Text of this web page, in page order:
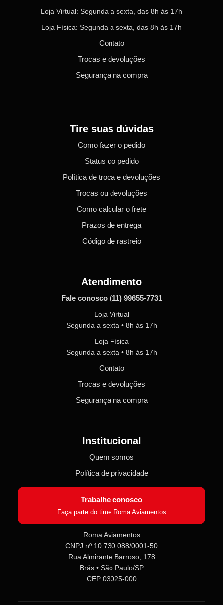
Roma Aviamentos
Online agora
Aviamentos!
Loja Virtual: Segunda a sexta, das 8h às 17h
Loja Física: Segunda a sexta, das 8h às 17h
Contato
Trocas e devoluções
Segurança na compra
Tire suas dúvidas
Como fazer o pedido
Status do pedido
Política de troca e devoluções
Trocas ou devoluções
Como calcular o frete
Prazos de entrega
Código de rastreio
Atendimento
Fale conosco (11) 99655-7731
Loja Virtual
Segunda a sexta • 8h às 17h
Loja Física
Segunda a sexta • 8h às 17h
Contato
Trocas e devoluções
Segurança na compra
Institucional
Quem somos
Política de privacidade
Trabalhe conosco
Faça parte do time Roma Aviamentos
Roma Aviamentos
CNPJ nº 10.730.088/0001-50
Rua Almirante Barroso, 178
Brás • São Paulo/SP
CEP 03025-000